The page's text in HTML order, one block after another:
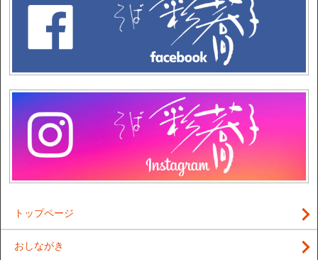
トップページ
おしながき